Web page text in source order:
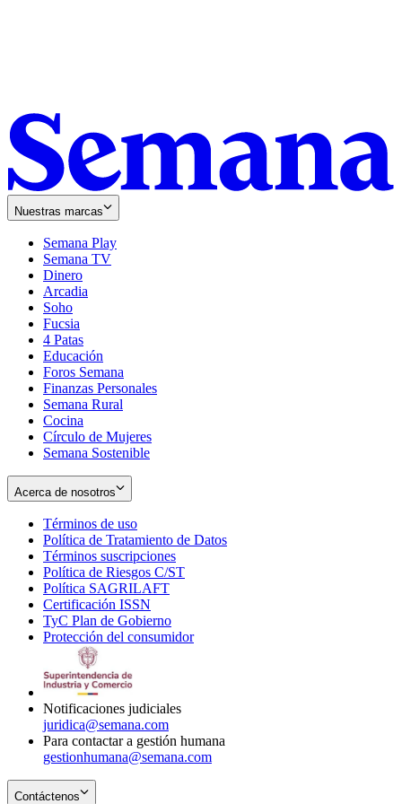
Nuestras marcas
Semana Play
Semana TV
Dinero
Arcadia
Soho
in
new
window
Fucsia
in
new
window
4 Patas
Educación
Foros Semana
Finanzas Personales
Semana Rural
Cocina
Círculo de Mujeres
Semana Sostenible
Acerca de nosotros
Términos de uso
in
new
window
Política de Tratamiento de Datos
Términos suscripciones
in
Política de Riesgos C/ST
Política SAGRILAFT
new
window
Certificación ISSN
in
new
TyC Plan de Gobierno
in
Protección del consumidorOpens
Notificaciones judiciales
juridica@semana.com
Para contactar a gestión humana
gestionhumana@semana.com
Contáctenos